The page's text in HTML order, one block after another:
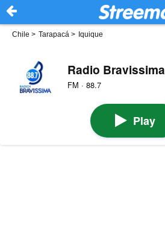
Chile > Tarapacá > Iquique
Radio Bravissima
FM · 88.7
Play